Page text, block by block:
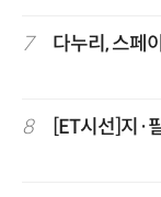
7 다누리, 스페
8 [ET시선]지·